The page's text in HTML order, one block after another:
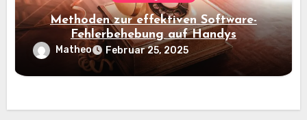
Methoden zur effektiven Software-
Fehlerbehebung auf Handys
Matheo Februar 25, 2025